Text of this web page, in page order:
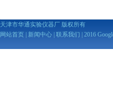
天津市华通实验仪器厂 版权所有
网站首页
新闻中心 联系我们 | 2016